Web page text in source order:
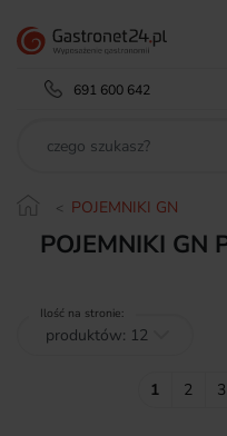
691 600 642
POJEMNIKI GN
POJEMNIKI GN
Ilość na stronie:
1 2 3